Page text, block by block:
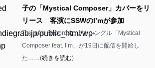
public_html/wp-
子の「Mystical Composer」カバーをリ
リース 客演にSSWのI’mが参加
Tokimeki Recordsによるシングル「Mystical
Composer feat. I’m」が19日に配信を開始し
た……(続きを読む)